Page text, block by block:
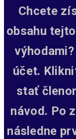
Chcete
obsahu
účet.
stať
návod. Po
následne